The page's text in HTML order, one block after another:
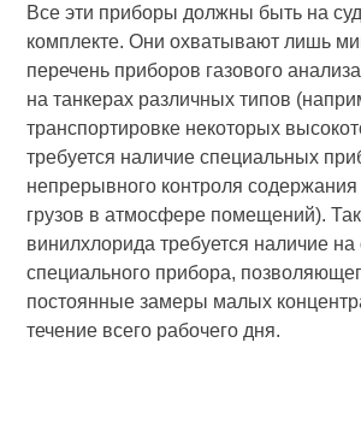
Все эти приборы должны быть на
комплекте. Они охватывают лишь
перечень приборов газового
на танкерах различных типов
транспортировке некоторых
требуется наличие специальных
непрерывного контроля содержания
грузов в атмосфере помещений).
винилхлорида требуется наличие на
специального прибора,
постоянные замеры малых
течение всего рабочего дня.